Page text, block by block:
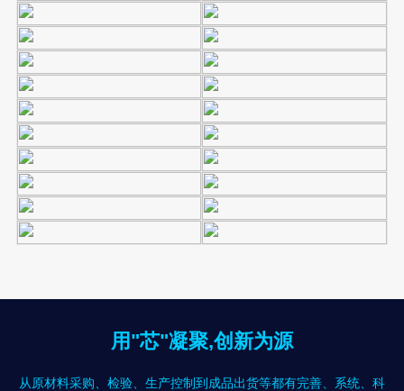
用"芯"凝聚,创新为源
从原材料采购、检验、生产控制到成品出货等都有完善、系统、科